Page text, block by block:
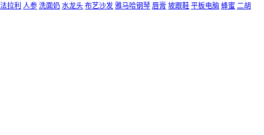
法拉利 人参 洗面奶 水龙头 布艺沙发 雅马哈钢琴 唇膏 坡跟鞋 平板电脑 蜂蜜 二胡